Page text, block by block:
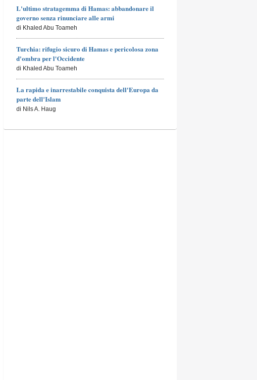
L'ultimo stratagemma di Hamas: abbandonare il
governo senza rinunciare alle armi
di Khaled Abu Toameh
Turchia: rifugio sicuro di Hamas e pericolosa zona
d'ombra per l'Occidente
di Khaled Abu Toameh
La rapida e inarrestabile conquista dell'Europa da
parte dell'Islam
di Nils A. Haug